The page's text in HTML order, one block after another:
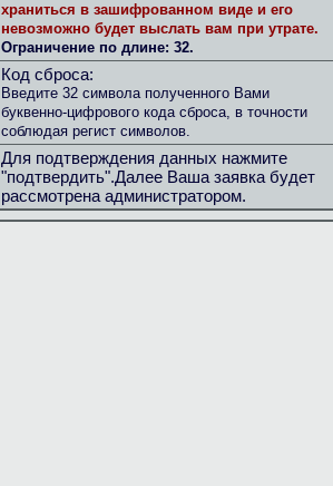
храниться в зашифрованном виде и его
невозможно будет выслать вам при утрате.
Ограничение по длине: 32.
Код сброса:
Введите 32 символа полученного Вами
буквенно-цифрового кода сброса, в точности
соблюдая регист символов.
Для подтверждения данных нажмите
"подтвердить".Далее Ваша заявка будет
рассмотрена администратором.